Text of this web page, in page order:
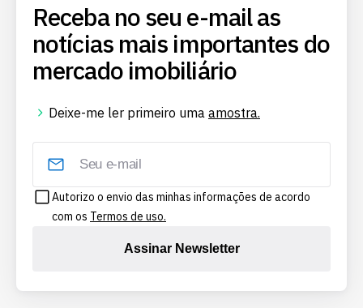
Receba no seu e-mail as
notícias mais importantes do
mercado imobiliário
Deixe-me ler primeiro uma amostra.
Autorizo o envio das minhas informações de acordo
com os Termos de uso.
Assinar Newsletter